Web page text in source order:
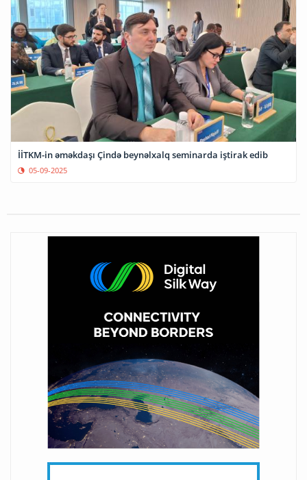
İİTKM-in əməkdaşı Çində beynəlxalq seminarda iştirak edib
05-09-2025